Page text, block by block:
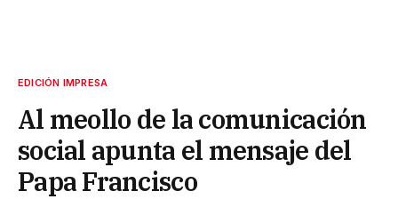
EDICIÓN IMPRESA
Al meollo de la comunicación
social apunta el mensaje del
Papa Francisco